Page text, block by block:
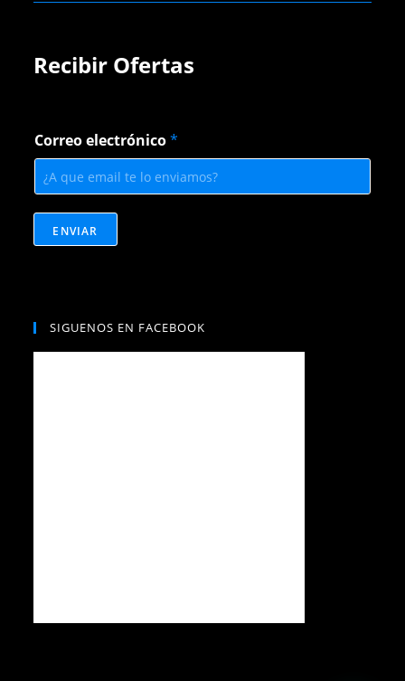
Recibir Ofertas
*
e
e
c
r
o
Correo electrónico*
ENVIAR
SIGUENOS EN FACEBOOK